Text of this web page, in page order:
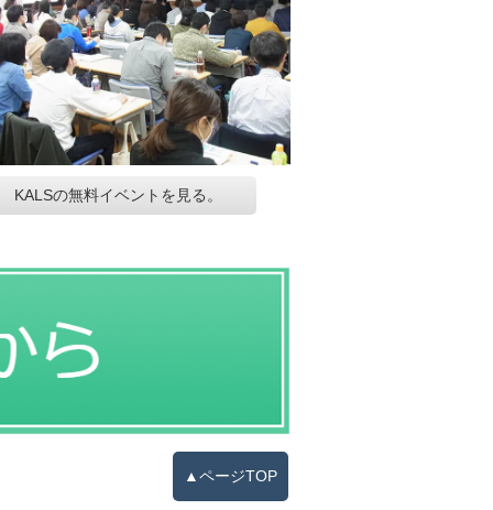
KALSの無料イベントを見る。
▲ページTOP